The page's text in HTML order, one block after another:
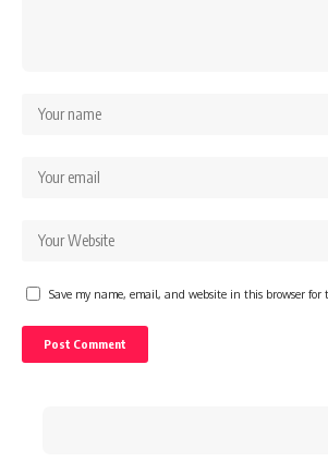
Save my name, email, and website in this browser for